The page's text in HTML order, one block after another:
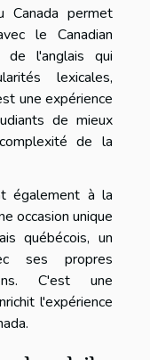
Canada permet
le Canadian
de l'anglais qui
lexicales,
une expérience
de mieux
de la
également à la
occasion unique
québécois, un
ses propres
C'est une
l'expérience